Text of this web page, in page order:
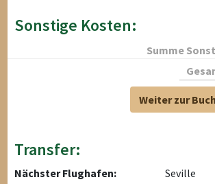
Sonstige Kosten:
Summe
Weiter zur
Transfer:
Nächster Flughafen:
Seville